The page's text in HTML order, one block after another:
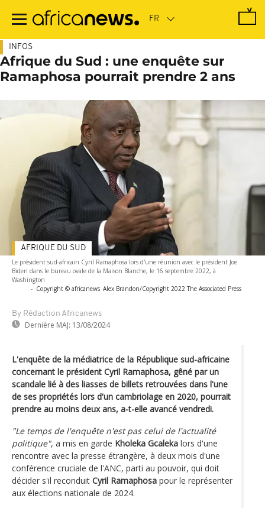
contenu
INFOS
Afrique du Sud : une enquête sur
Ramaphosa pourrait prendre 2 ans
Le président sud-africain Cyril Ramaphosa lors d'une réunion avec le président Joe
Biden dans le bureau ovale de la Maison Blanche, le 16 septembre 2022, à
Washington
- Copyright © africanews Alex Brandon/Copyright 2022 The Associated Press
By Rédaction Africanews
Dernière MAJ: 13/08/2024
AFRIQUE DU SUD
L'enquête de la médiatrice de la République sud-africaine
concernant le président Cyril Ramaphosa, gêné par un
scandale lié à des liasses de billets retrouvées dans l'une
de ses propriétés lors d'un cambriolage en 2020, pourrait
prendre au moins deux ans, a-t-elle avancé vendredi.
"Le temps de l'enquête n'est pas celui de l'actualité
politique", a mis en garde Kholeka Gcaleka lors d'une
rencontre avec la presse étrangère, à deux mois d'une
conférence cruciale de l'ANC, parti au pouvoir, qui doit
décider s'il reconduit Cyril Ramaphosa pour le représenter
aux élections nationale de 2024.